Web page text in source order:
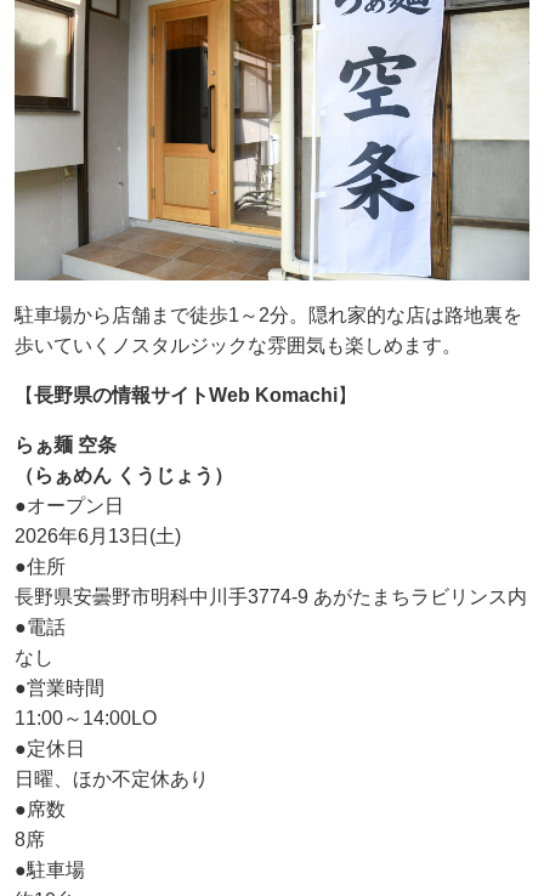
駐車場から店舗まで徒歩1～2分。隠れ家的な店は路地裏を
歩いていくノスタルジックな雰囲気も楽しめます。
【長野県の情報サイトWeb Komachi】
らぁ麺 空条
（らぁめん くうじょう）
●オープン日
2026年6月13日(土)
●住所
長野県安曇野市明科中川手3774-9 あがたまちラビリンス内
●電話
なし
●営業時間
11:00～14:00LO
●定休日
日曜、ほか不定休あり
●席数
8席
●駐車場